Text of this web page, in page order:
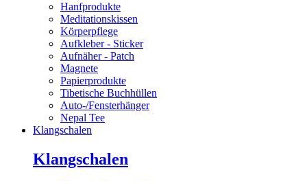
Hanfprodukte
Meditationskissen
Körperpflege
Aufkleber - Sticker
Aufnäher - Patch
Magnete
Papierprodukte
Tibetische Buchhüllen
Auto-/Fensterhänger
Nepal Tee
Klangschalen
Klangschalen